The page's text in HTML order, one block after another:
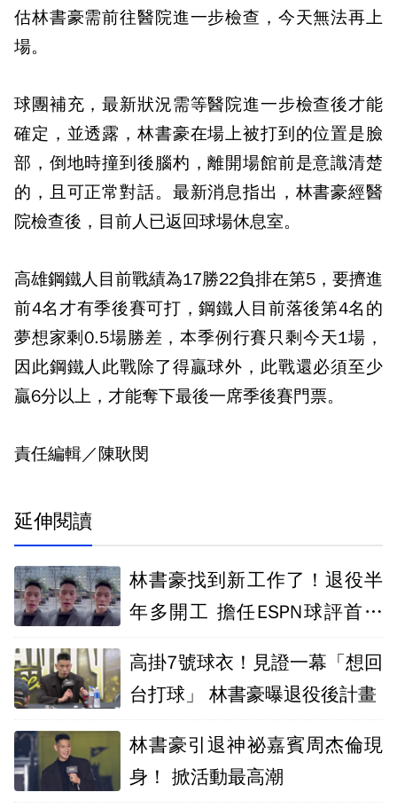
估林書豪需前往醫院進一步檢查，今天無法再上
場。
球團補充，最新狀況需等醫院進一步檢查後才能
確定，並透露，林書豪在場上被打到的位置是臉
部，倒地時撞到後腦杓，離開場館前是意識清楚
的，且可正常對話。最新消息指出，林書豪經醫
院檢查後，目前人已返回球場休息室。
高雄鋼鐵人目前戰績為17勝22負排在第5，要擠進
前4名才有季後賽可打，鋼鐵人目前落後第4名的
夢想家剩0.5場勝差，本季例行賽只剩今天1場，
因此鋼鐵人此戰除了得贏球外，此戰還必須至少
贏6分以上，才能奪下最後一席季後賽門票。
責任編輯／陳耿閔
延伸閱讀
林書豪找到新工作了！退役半
年多開工 擔任ESPN球評首日
高掛7號球衣！見證一幕「想回
台打球」 林書豪曝退役後計畫
林書豪引退神祕嘉賓周杰倫現
身！ 掀活動最高潮